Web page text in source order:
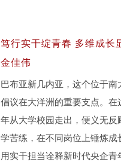
笃行实干绽青春 多维成
金佳伟
巴布亚新几内亚，这个位于南
倡议在大洋洲的重要支点。
年从大学校园走出，便义无
学苦练，在不同岗位上锤炼成
用实干担当诠释新时代央企